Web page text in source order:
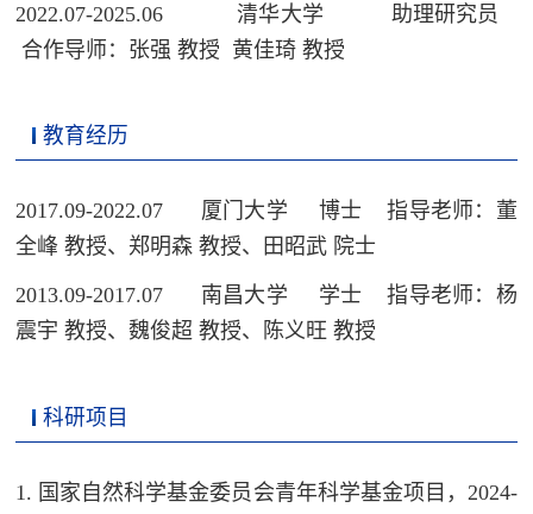
2022.07-2025.06清华大学
助理研究员
合作导师：张强 教授 黄佳琦 教授
教育经历
2017.09-2022.07 厦门大学 博士
指导老师：董
全峰 教授、郑明森 教授、田昭武 院士
2013.09-2017.07 南昌大学 学士
指导老师：杨
震宇 教授、魏俊超 教授、陈义旺 教授
科研项目
1. 国家自然科学基金委员会青年科学基金项目， 2024-